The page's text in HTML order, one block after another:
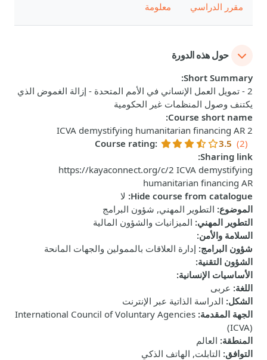
مقرر الدراسي معلومة
حول هذه الدورة
Short Summary
:
2 - تمويل العمل الإنساني في الأمم المتحدة - إزالة الغموض الذي
يكتنف وصول المنظمات غير الحكومية
Course short name
:
2 ICVA demystifying humanitarian financing AR
Course rating: 3.5 (2)
Sharing link
:
https://kayaconnect.org/c/2 ICVA demystifying
humanitarian financing AR
Hide course from catalogue
: لا
الموضوع: التطوير المهني, شؤون البرامج
التطوير المهني: الميزانيات والشؤون المالية
السلامة والأمن:
شؤون البرامج: إدارة العلاقات بالممولين والجهات المانحة
الشؤون التقنية:
الأساسيات الإنسانية:
اللغة: عربى
الشكل: الدراسة الذاتية عبر الإنترنت
الجهة المقدمة:
International Council of Voluntary Agencies
(ICVA)
المنطقة: العالم
التوافق: التابلت, الهاتف الذكي